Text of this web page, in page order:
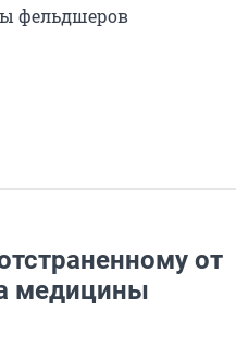
фельдшеров
от
медицины